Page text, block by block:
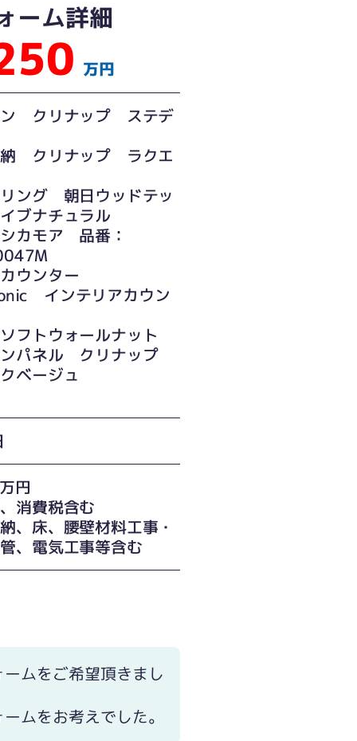
ーム詳細
万円
ン クリナップ ステデ
納 クリナップ ラクエ
ング 朝日ウッドテッ
ブナチュラル
カモア 品番：
ウンター
インテリアカウン
フトウォールナット
ンパネル クリナップ
ベージュ
円
消費税含む
、床、腰壁材料工事・
、電気工事等含む
ムをご希望頂きまし
ムをお考えでした。